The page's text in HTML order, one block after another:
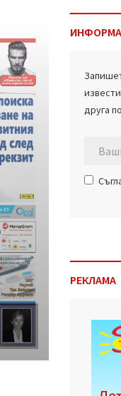
друга
РЕКЛАМА